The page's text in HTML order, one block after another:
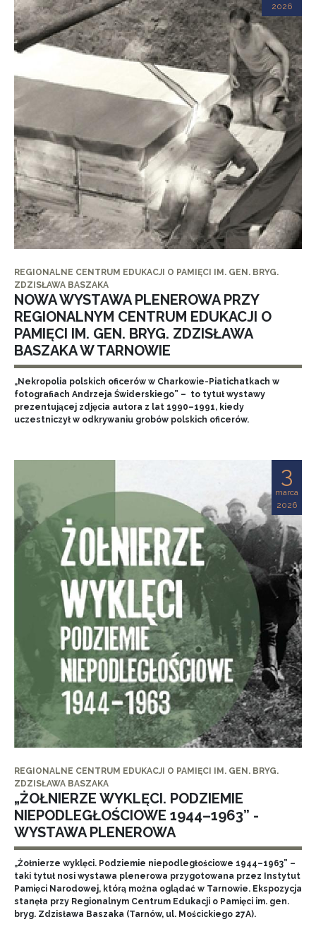
2026
REGIONALNE CENTRUM EDUKACJI O PAMIĘCI IM. GEN. BRYG.
ZDZISŁAWA BASZAKA
NOWA WYSTAWA PLENEROWA PRZY
REGIONALNYM CENTRUM EDUKACJI O
PAMIĘCI IM. GEN. BRYG. ZDZISŁAWA
BASZAKA W TARNOWIE
„Nekropolia polskich oficerów w Charkowie-Piatichatkach w
fotografiach Andrzeja Świderskiego” – to tytuł wystawy
prezentującej zdjęcia autora z lat 1990–1991, kiedy
uczestniczył w odkrywaniu grobów polskich oficerów.
3
marca
2026
REGIONALNE CENTRUM EDUKACJI O PAMIĘCI IM. GEN. BRYG.
ZDZISŁAWA BASZAKA
„ŻOŁNIERZE WYKLĘCI. PODZIEMIE
NIEPODLEGŁOŚCIOWE 1944–1963” -
WYSTAWA PLENEROWA
„Żołnierze wyklęci. Podziemie niepodległościowe 1944–1963” –
taki tytuł nosi wystawa plenerowa przygotowana przez Instytut
Pamięci Narodowej, którą można oglądać w Tarnowie. Ekspozycja
stanęła przy Regionalnym Centrum Edukacji o Pamięci im. gen.
bryg. Zdzisława Baszaka (Tarnów, ul. Mościckiego 27A).